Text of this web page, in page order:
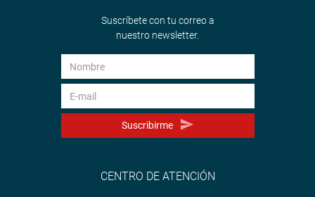
Suscríbete con tu correo a
nuestro newsletter.
Suscribirme
CENTRO DE ATENCIÓN